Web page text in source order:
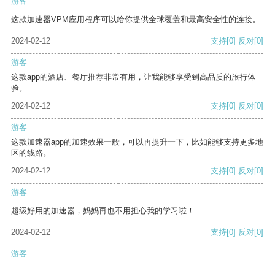
这款加速器VPM应用程序可以给你提供全球覆盖和最高安全性的连接。
2024-02-12 支持[0] 反对[0]
游客
这款app的酒店、餐厅推荐非常有用，让我能够享受到高品质的旅行体
验。
2024-02-12
支持[0] 反对[0]
游客
这款加速器app的加速效果一般，可以再提升一下，比如能够支持更多地
区的线路。
2024-02-12
支持[0] 反对[0]
游客
超级好用的加速器，妈妈再也不用担心我的学习啦！
2024-02-12 支持[0] 反对[0]
游客